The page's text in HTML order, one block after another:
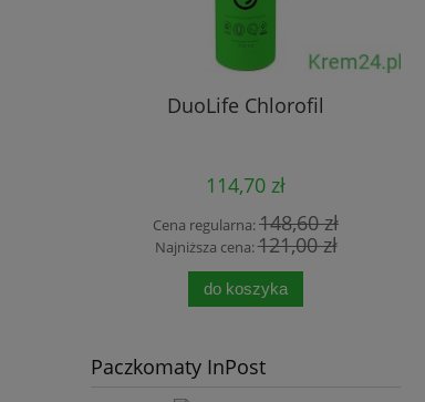
DuoLife Chlorofil
114,70 zł
Cena regularna:148,60 zł
Najniższa cena:121,00 zł
do koszyka
Paczkomaty InPost